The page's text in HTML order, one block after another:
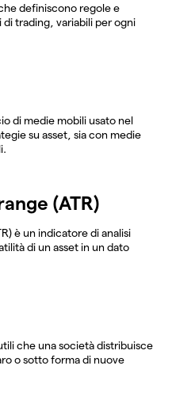
definiscono regole e
trading, variabili per ogni
di medie mobili usato nel
su asset, sia con medie
(ATR)
è un indicatore di analisi
di un asset in un dato
che una società distribuisce
o sotto forma di nuove